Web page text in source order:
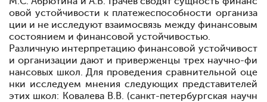
овой устойчивости к платежеспособности организа
ции и не исследуют взаимосвязь между финансовым
состоянием и финансовой устойчивостью.
Различную интерпретациюфинансовой устойчивост
иорганизациидают и приверженцы трех научно-фи
нансовых школ. Для проведения сравнительной оце
нки исследуем мнения следующих представителей
этих школ: Ковалева В.В. (санкт-петербургская научн